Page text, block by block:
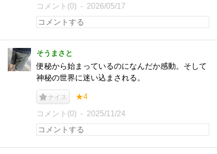
コメント(0) 2026/05/17
そうまさと
便秘から始まっているのになんだか感動。そして
神秘の世界に迷い込まされる。
ナイス ★4
コメント(0) 2025/11/24